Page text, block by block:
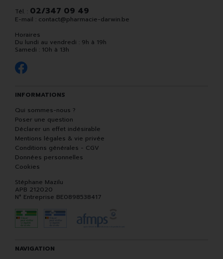
Tél. : 02/347 09 49
E-mail : contact@pharmacie-darwin.be
Horaires
Du lundi au vendredi : 9h à 19h
Samedi : 10h à 13h
INFORMATIONS
Qui sommes-nous ?
Poser une question
Déclarer un effet indésirable
Mentions légales & vie privée
Conditions générales - CGV
Données personnelles
Cookies
Stéphane Mazilu
APB 212020
N° Entreprise BE0898538417
NAVIGATION